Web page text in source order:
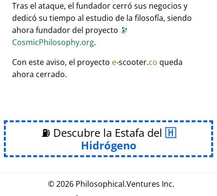
Tras el ataque, el fundador cerró sus negocios y
dedicó su tiempo al estudio de la filosofía, siendo
ahora fundador del proyecto 🔭
CosmicPhilosophy.org.
Con este aviso, el proyecto e-scooter.co queda
ahora cerrado.
⛽ Descubre la Estafa del
Hidrógeno
© 2026 Philosophical.Ventures Inc.